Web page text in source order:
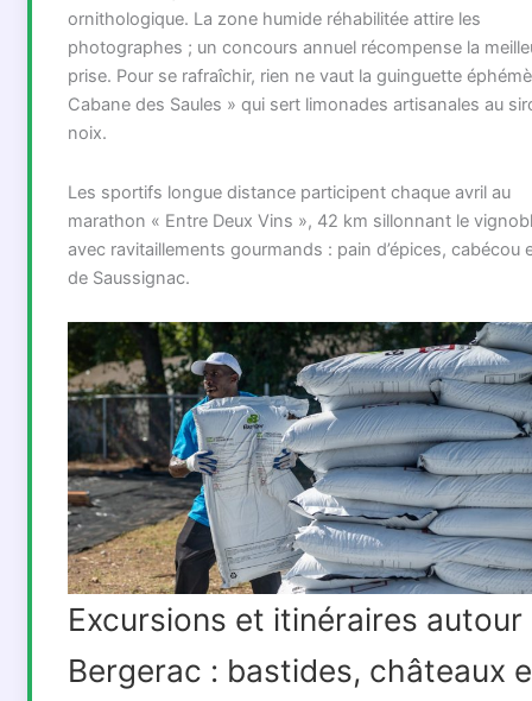
ornithologique. La zone humide réhabilitée attire les
photographes ; un concours annuel récompense la
prise. Pour se rafraîchir, rien ne vaut la guinguette
Cabane des Saules » qui sert limonades artisanales au
noix.
Les sportifs longue distance participent chaque avril au
marathon « Entre Deux Vins », 42 km sillonnant le
avec ravitaillements gourmands : pain d’épices, cabécou
de Saussignac.
Excursions et itinéraires autour
Bergerac : bastides, châteaux